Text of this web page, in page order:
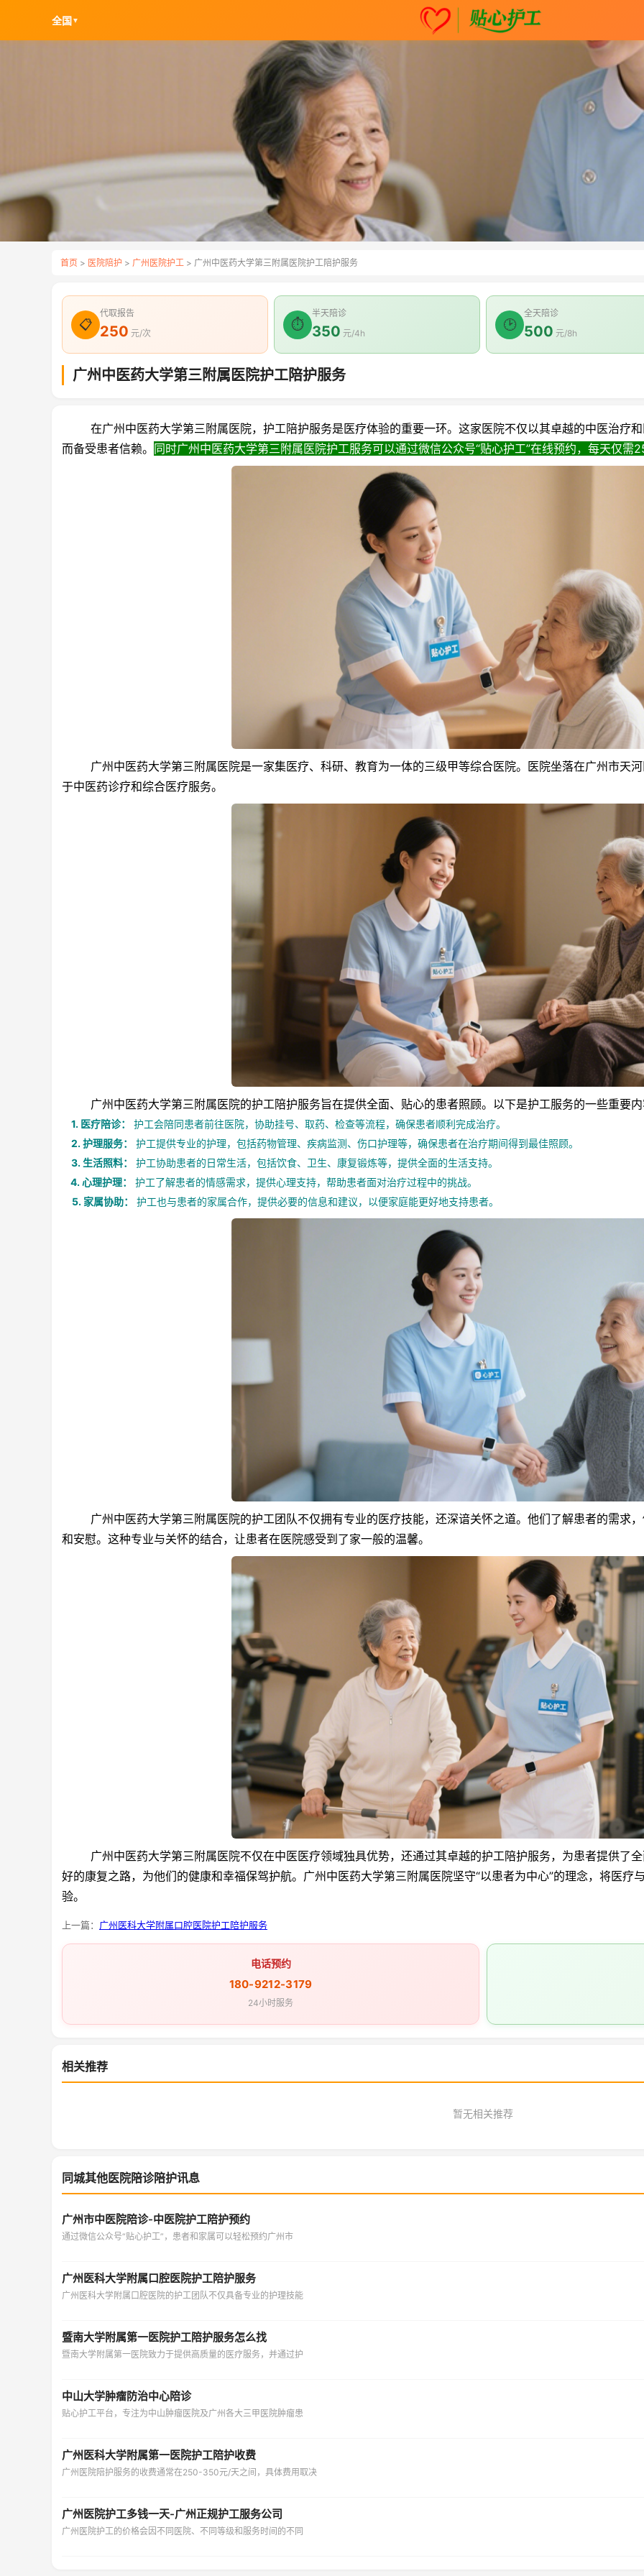
全国 ▼
首页 > 医院陪护 > 广州医院护工 > 广州中医药大学第三附属医院护工陪护服务
📋
代取报告
250 元/次
⏱
半天陪诊
350 元/4h
🕑
全天陪诊
500 元/8h
广州中医药大学第三附属医院护工陪护服务
在广州中医药大学第三附属医院，护工陪护服务是医疗体验的重要一环。这家医院不仅以其卓越的中医治疗
而备受患者信赖。 同时广州中医药大学第三附属医院护工服务可以通过微信公众号“贴心护工”在线预约，每天仅
广州中医药大学第三附属医院是一家集医疗、科研、教育为一体的三级甲等综合医院。医院坐落在广州市天
于中医药诊疗和综合医疗服务。
广州中医药大学第三附属医院的护工陪护服务旨在提供全面、贴心的患者照顾。以下是护工服务的一些重要
1. 医疗陪诊：
护工会陪同患者前往医院，协助挂号、取药、检查等流程，确保患者顺利完成治疗。
2. 护理服务：
护工提供专业的护理，包括药物管理、疾病监测、伤口护理等，确保患者在治疗期间得到最佳照顾。
3. 生活照料：
护工协助患者的日常生活，包括饮食、卫生、康复锻炼等，提供全面的生活支持。
4. 心理护理：
护工了解患者的情感需求，提供心理支持，帮助患者面对治疗过程中的挑战。
5. 家属协助：
护工也与患者的家属合作，提供必要的信息和建议，以便家庭能更好地支持患者。
广州中医药大学第三附属医院的护工团队不仅拥有专业的医疗技能，还深谙关怀之道。他们了解患者的需求
和安慰。这种专业与关怀的结合，让患者在医院感受到了家一般的温馨。
广州中医药大学第三附属医院不仅在中医医疗领域独具优势，还通过其卓越的护工陪护服务，为患者提供了
好的康复之路，为他们的健康和幸福保驾护航。广州中医药大学第三附属医院坚守“以患者为中心”的理念，将医疗
验。
上一篇： 广州医科大学附属口腔医院护工陪护服务
电话预约
180-9212-3179
24小时服务
相关推荐
暂无相关推荐
同城其他医院陪诊陪护讯息
广州市中医院陪诊-中医院护工陪护预约
通过微信公众号“贴心护工”，患者和家属可以轻松预约广州市
广州医科大学附属口腔医院护工陪护服务
广州医科大学附属口腔医院的护工团队不仅具备专业的护理技能
暨南大学附属第一医院护工陪护服务怎么找
暨南大学附属第一医院致力于提供高质量的医疗服务，并通过护
中山大学肿瘤防治中心陪诊
贴心护工平台，专注为中山肿瘤医院及广州各大三甲医院肿瘤患
广州医科大学附属第一医院护工陪护收费
广州医院陪护服务的收费通常在250-350元/天之间，具体费用取决
广州医院护工多钱一天-广州正规护工服务公司
广州医院护工的价格会因不同医院、不同等级和服务时间的不同